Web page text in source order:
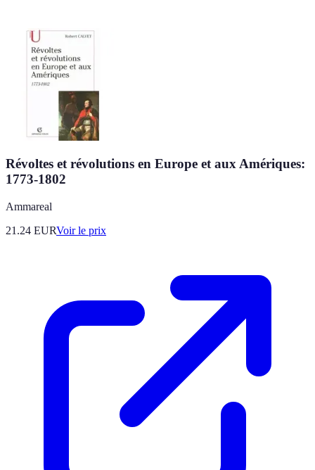
Révoltes et révolutions en Europe et aux Amériques:
1773-1802
Ammareal
21.24 EURVoir le prix